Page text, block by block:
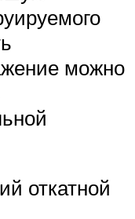
можно
откатной